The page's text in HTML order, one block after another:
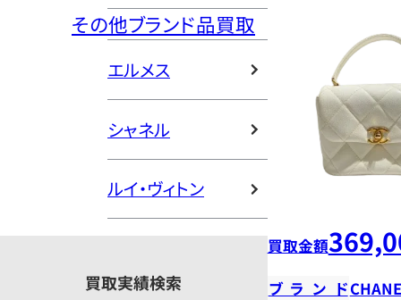
その他ブランド品買取
エルメス
シャネル
ルイ・ヴィトン
買取実績検索
買取金額
ブランド